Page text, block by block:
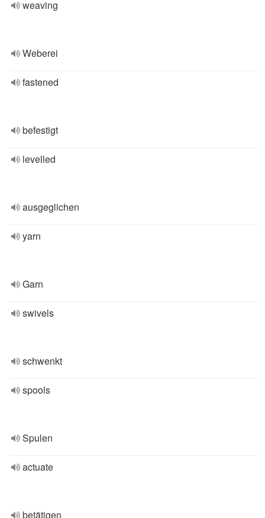
weaving
Weberei
fastened
befestigt
levelled
ausgeglichen
yarn
Garn
swivels
schwenkt
spools
Spulen
actuate
betätigen